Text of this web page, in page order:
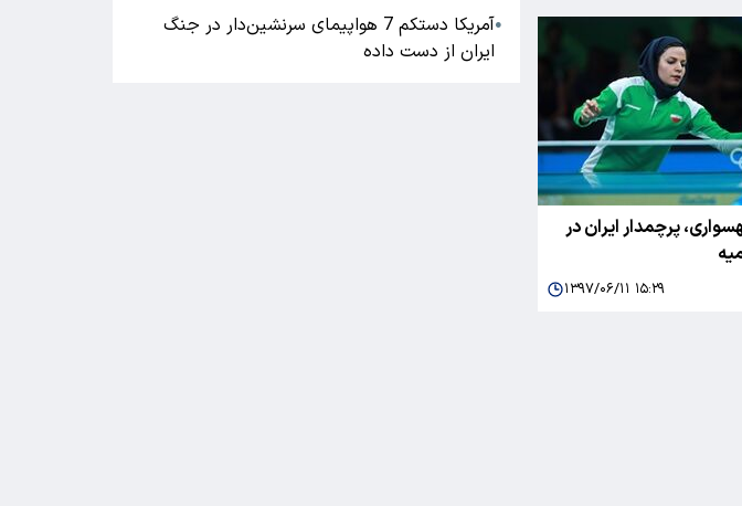
پرچمدار ایران در
۱۳۹۷/۰۶/۱۱ ۱۵:۲۹
●
آمریکا دستکم 7 هواپیمای سرنشین‌دار در جنگ
ایران از دست داده